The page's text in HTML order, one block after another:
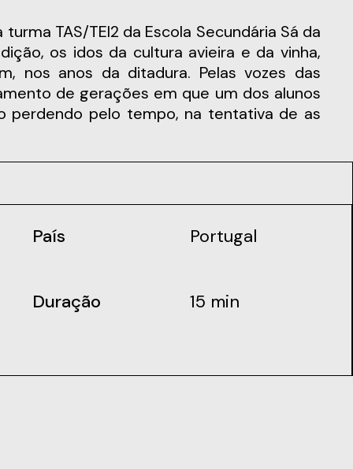
os idos da cultura avieira e da vinha,
nos anos da ditadura. Pelas vozes das
de gerações em que um dos alunos
perdendo pelo tempo, na tentativa de as
País Portugal
Duração 15 min